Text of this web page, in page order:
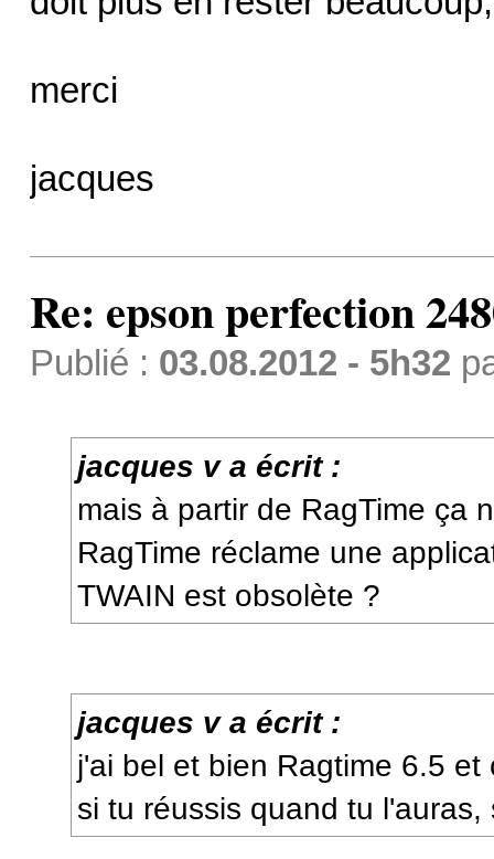
merci
jacques
Re: epson perfection
Publié : 03.08.2012 - 5h32
jacques v a écrit :
mais à partir de RagTime ça
RagTime réclame une
TWAIN est obsolète ?
jacques v a écrit :
j'ai bel et bien Ragtime 6.5
si tu réussis quand tu